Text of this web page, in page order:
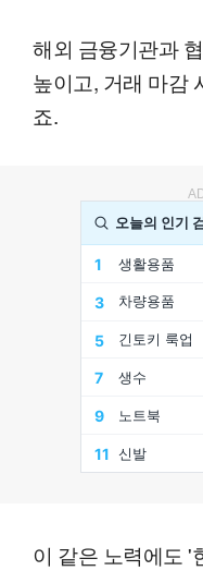
해외 금융기관과
높이고, 거래 마감
죠.
이 같은 노력에도 '